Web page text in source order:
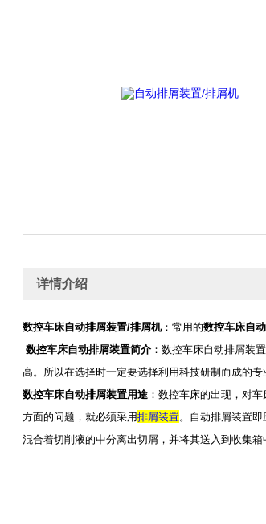
详情介绍
数控车床自动排屑装置/排屑机：常用的数控车床自
数控车床自动排屑装置简介 ：数控车床自动排屑装
高。所以在选择时一定要选择利用科技研制而成的专
数控车床自动排屑装置用途 ：数控车床的出现，对
方面的问题，就必须采用排屑装置。自动排屑装置
混合着切削液的中分离出切屑，并将其送入到收集箱